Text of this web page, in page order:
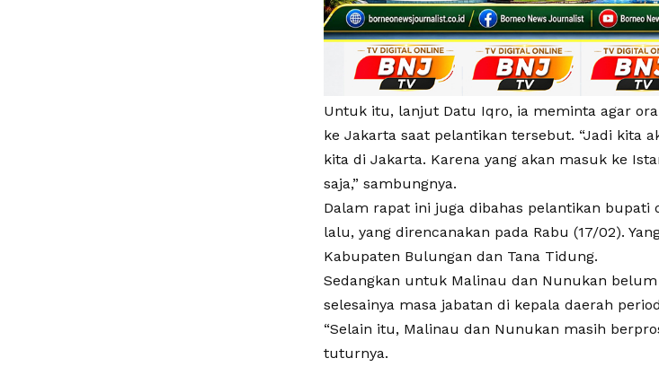
Untuk itu, lanjut Datu Iqro, ia meminta agar
ke Jakarta saat pelantikan tersebut. “Jadi kita
kita di Jakarta. Karena yang akan masuk ke
saja,” sambungnya.
Dalam rapat ini juga dibahas pelantikan
lalu, yang direncanakan pada Rabu (17/02).
Kabupaten Bulungan dan Tana Tidung.
Sedangkan untuk Malinau dan Nunukan
selesainya masa jabatan di kepala daerah
“Selain itu, Malinau dan Nunukan masih
tuturnya.